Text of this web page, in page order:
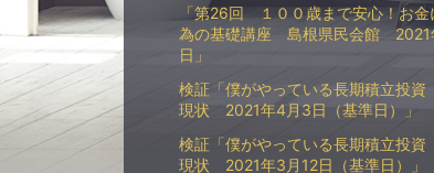
「第26回 １００歳まで安心！お金
為の基礎講座 島根県民会館 2021
日」
検証「僕がやっている長期積立投
現状 2021年4月3日（基準日）」
検証「僕がやっている長期積立投
現状 2021年3月12日（基準日）」